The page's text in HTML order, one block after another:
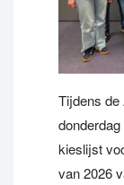
Tijdens de
kieslijst
van 2026